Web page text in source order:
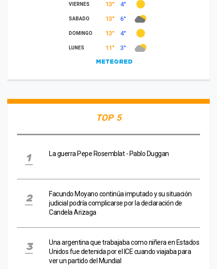
TOP 5
La guerra Pepe Rosemblat - Pablo Duggan
Facundo Moyano continúa imputado y su situación
judicial podría complicarse por la declaración de
Candela Arizaga
Una argentina que trabajaba como niñera en Estados
Unidos fue detenida por el ICE cuando viajaba para
ver un partido del Mundial